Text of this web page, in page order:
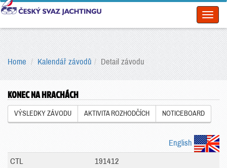
Home Kalendář závodů Detail závodu
KONEC NA HRACHÁCH
VÝSLEDKY ZÁVODU AKTIVITA ROZHODČÍCH NOTICEBOARD
English
CTL
191412